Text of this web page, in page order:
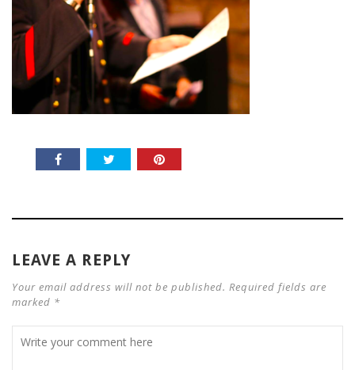
LEAVE A REPLY
Your email address will not be published. Required fields are
marked *